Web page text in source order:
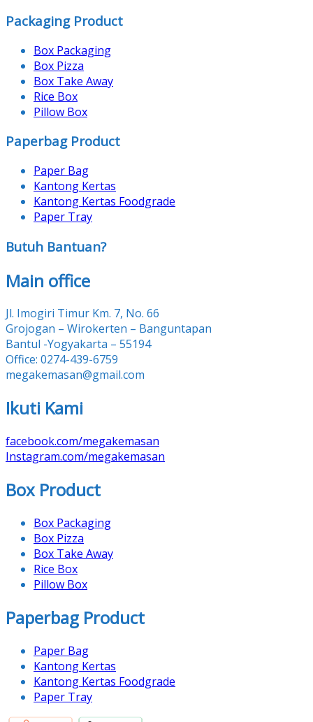
Packaging Product
Box Packaging
Box Pizza
Box Take Away
Rice Box
Pillow Box
Paperbag Product
Paper Bag
Kantong Kertas
Kantong Kertas Foodgrade
Paper Tray
Butuh Bantuan?
Main office
Jl. Imogiri Timur Km. 7, No. 66
Grojogan – Wirokerten – Banguntapan
Bantul -Yogyakarta – 55194
Office: 0274-439-6759
megakemasan@gmail.com
Ikuti Kami
facebook.com/megakemasan
Instagram.com/megakemasan
Box Product
Box Packaging
Box Pizza
Box Take Away
Rice Box
Pillow Box
Paperbag Product
Paper Bag
Kantong Kertas
Kantong Kertas Foodgrade
Paper Tray